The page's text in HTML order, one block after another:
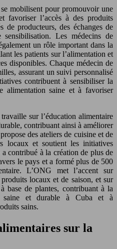
mobilisent pour promouvoir une
favoriser l’accès à des produits
de producteurs, des échanges de
Les médecins de
un rôle important dans la
les patients sur l’alimentation et
disponibles. Chaque médecin de
assurant un suivi personnalisé
contribuent à sensibiliser la
alimentation saine et à favoriser
sur l’éducation alimentaire
contribuant ainsi à améliorer
des ateliers de cuisine et de
locaux et soutient les initiatives
contribué à la création de plus de
le pays et a formé plus de 500
L’ONG met l’accent sur
locaux et de saison, et sur
base de plantes, contribuant à la
saine et durable à Cuba et à
sains.
sur la